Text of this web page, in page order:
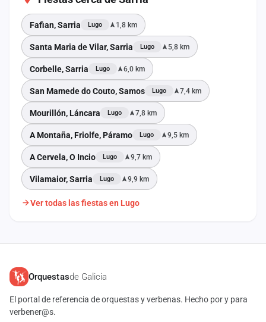
Fafian, Sarria Lugo 1,8 km
Santa Maria de Vilar, Sarria Lugo 5,8 km
Corbelle, Sarria Lugo 6,0 km
San Mamede do Couto, Samos Lugo 7,4 km
Mourillón, Láncara Lugo 7,8 km
A Montaña, Friolfe, Páramo Lugo 9,5 km
A Cervela, O Incio Lugo 9,7 km
Vilamaior, Sarria Lugo 9,9 km
Ver todas las fiestas en Lugo
Orquestasde Galicia
El portal de referencia de orquestas y verbenas. Hecho por y para
verbener@s.